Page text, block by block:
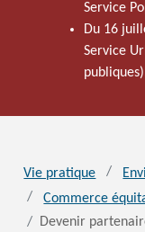
Service
Du 16
Service
Vie pratique
Commerce
Devenir